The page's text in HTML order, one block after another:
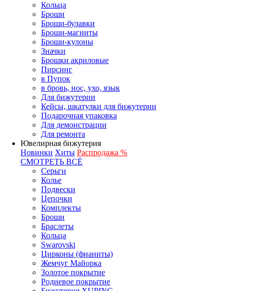
Кольца
Броши
Броши-булавки
Броши-магниты
Броши-кулоны
Значки
Брошки акриловые
Пирсинг
в Пупок
в бровь, нос, ухо, язык
Для бижутерии
Кейсы, шкатулки для бижутерии
Подарочная упаковка
Для демонстрации
Для ремонта
Ювелирная бижутерия
Новинки Хиты Распродажа %
СМОТРЕТЬ ВСЁ
Серьги
Колье
Подвески
Цепочки
Комплекты
Броши
Браслеты
Кольца
Swarovski
Цирконы (фианиты)
Жемчуг Майорка
Золотое покрытие
Родиевое покрытие